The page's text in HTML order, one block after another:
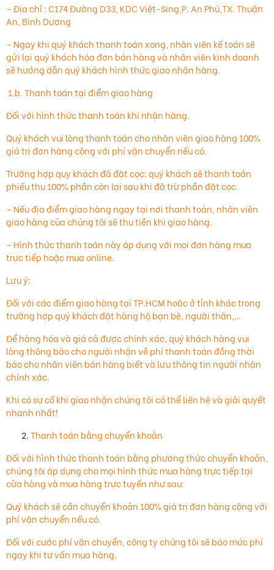
– Địa chỉ : C174 Đường D33, KDC Việt-Sing,P. An Phú,TX. Thuận
An, Bình Dương
– Ngay khi quý khách thanh toán xong, nhân viên kế toán sẽ
gửi lại quý khách hóa đơn bán hàng và nhân viên kinh doanh
sẽ hướng dẫn quý khách hình thức giao nhận hàng.
1.b. Thanh toán tại điểm giao hàng
Đối với hình thức thanh toán khi nhận hàng.
Quý khách vui lòng thanh toán cho nhân viên giao hàng 100%
giá trị đơn hàng cộng với phí vận chuyển nếu có.
Trường hợp quy khách đã đặt cọc: quý khách sẽ thanh toán
phiếu thu 100% phần còn lại sau khi đã trừ phần đặt cọc.
– Nếu địa điểm giao hàng ngay tại nơi thanh toán, nhân viên
giao hàng của chúng tôi sẽ thu tiền khi giao hàng.
– Hình thức thanh toán này áp dụng với mọi đơn hàng mua
trực tiếp hoặc mua online.
Lưu ý:
Đối với các điểm giao hàng tại TP.HCM hoặc ở tỉnh khác trong
trường hợp quý khách đặt hàng hộ bạn bè, người thân,…
Để hàng hóa và giá cả được chính xác, quý khách hàng vui
lòng thông báo cho người nhận về phí thanh toán đồng thời
báo cho nhân viên bán hàng biết và lưu thông tin người nhận
chính xác.
Khi có sự cố khi giao nhận chúng tôi có thể liên hệ và giải quyết
nhanh nhất!
Thanh toán bằng chuyển khoản
Đối với hình thức thanh toán bằng phương thức chuyển khoản,
chúng tôi áp dụng cho mọi hình thức mua hàng trực tiếp tại
cửa hàng và mua hàng trực tuyến như sau:
Quý khách sẽ cần chuyển khoản 100% giá trị đơn hàng cộng với
phí vận chuyển nếu có.
Đối với cước phí vận chuyển, công ty chúng tôi sẽ báo mức phí
ngay khi tư vấn mua hàng.